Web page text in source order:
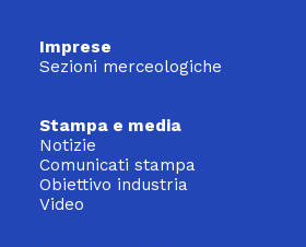
Imprese
Sezioni merceologiche
Stampa e media
Notizie
Comunicati stampa
Obiettivo industria
Video